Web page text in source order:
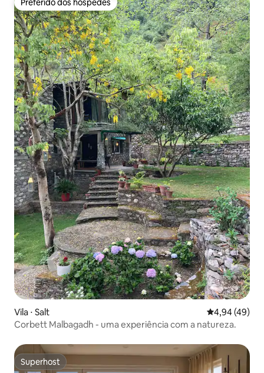
Preferido dos hóspedes
Preferido dos hóspedes
Vila ⋅ Salt 4,94 de uma
4,94 (49)
Corbett Malbagadh - uma experiência com a natureza.
Superhost
Superhost